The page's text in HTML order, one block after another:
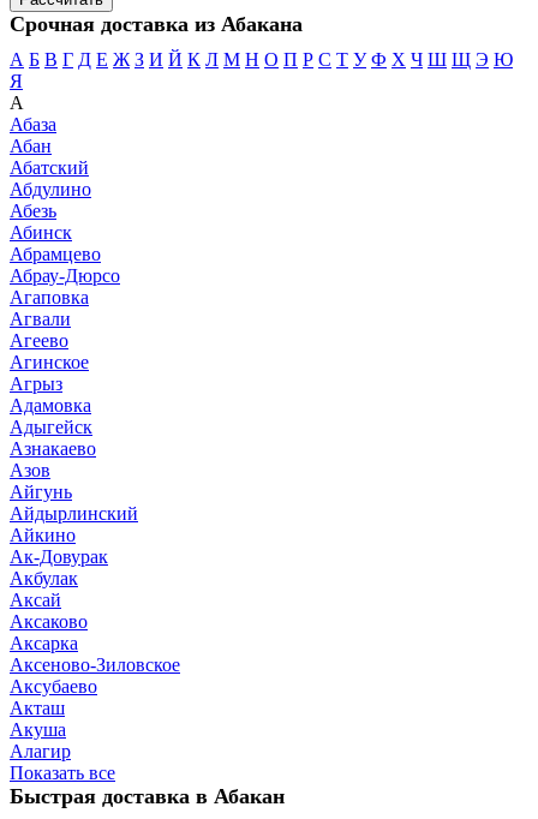
Срочная доставка из Абакана
А Б В Г Д Е Ж З И Й К Л М Н О П Р С Т У Ф Х Ч Ш Щ Э Ю
Я
А
Абаза
Абан
Абатский
Абдулино
Абезь
Абинск
Абрамцево
Абрау-Дюрсо
Агаповка
Агвали
Агеево
Агинское
Агрыз
Адамовка
Адыгейск
Азнакаево
Азов
Айгунь
Айдырлинский
Айкино
Ак-Довурак
Акбулак
Аксай
Аксаково
Аксарка
Аксеново-Зиловское
Аксубаево
Акташ
Акуша
Алагир
Показать все
Быстрая доставка в Абакан